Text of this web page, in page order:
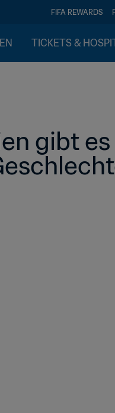
FIFA REWARDS
TICKETS &
gibt